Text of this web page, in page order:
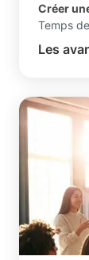
Créer
Temps
Les